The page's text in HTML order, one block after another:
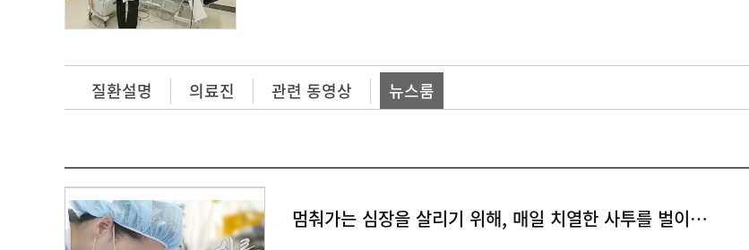
질환설명 의료진 관련 동영상 뉴스룸
멈춰가는 심장을 살리기 위해, 매일 치열한 사투를 벌이다 [심장내과 중환자실(CCU) 전담의사 편]